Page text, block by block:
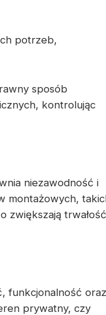
potrzeb,
sposób
kontrolując
niezawodność i
montażowych,
zwiększają trwałość
funkcjonalność oraz
prywatny, czy